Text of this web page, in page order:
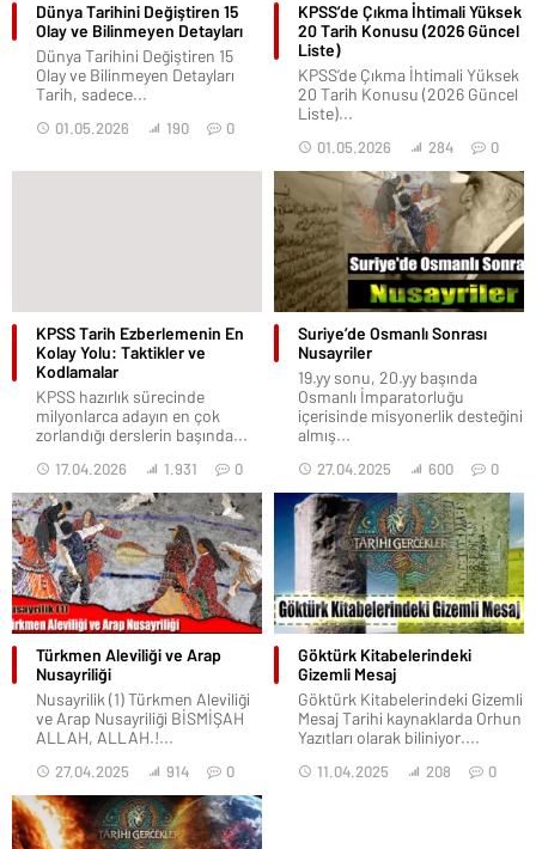
Dünya Tarihini Değiştiren 15
Olay ve Bilinmeyen Detayları
Dünya Tarihini Değiştiren 15
Olay ve Bilinmeyen Detayları
Tarih, sadece...
01.05.2026 190 0
KPSS’de Çıkma İhtimali Yüksek
20 Tarih Konusu (2026 Güncel
Liste)
KPSS’de Çıkma İhtimali Yüksek
20 Tarih Konusu (2026 Güncel
Liste)...
01.05.2026 284 0
KPSS Tarih Ezberlemenin En
Kolay Yolu: Taktikler ve
Kodlamalar
KPSS hazırlık sürecinde
milyonlarca adayın en çok
zorlandığı derslerin başında...
17.04.2026 1.931 0
Suriye’de Osmanlı Sonrası
Nusayriler
19.yy sonu, 20.yy başında
Osmanlı İmparatorluğu
içerisinde misyonerlik desteğini
almış...
27.04.2025 600 0
Türkmen Aleviliği ve Arap
Nusayriliği
Nusayrilik (1) Türkmen Aleviliği
ve Arap Nusayriliği BİSMİŞAH
ALLAH, ALLAH.!...
27.04.2025 914 0
Göktürk Kitabelerindeki
Gizemli Mesaj
Göktürk Kitabelerindeki Gizemli
Mesaj Tarihi kaynaklarda Orhun
Yazıtları olarak biliniyor....
11.04.2025 208 0